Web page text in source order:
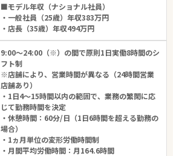
■モデル年収（ナショナル社員）
・一般社員（25歳）年収383万円
・店長（35歳）年収494万円
9:00～24:00（※）の間で原則1日実働8時間のシ
フト制
※店舗により、営業時間が異なる（24時間営業
店舗あり）
・1日4～15時間以内の範囲で、業務の繁閑に応
じて勤務時間を決定
・休憩時間：60分/日（1日6時間を超える勤務の
場合）
・1ヵ月単位の変形労働時間制
・月間平均労働時間：月164.6時間